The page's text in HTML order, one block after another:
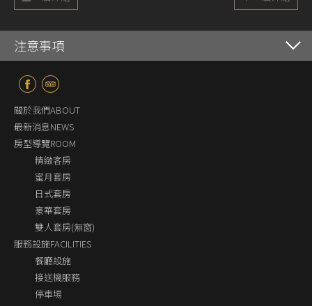
注意事項
關於我們ABOUT
最新消息NEWS
房型導覽ROOM
精緻客房
蜜月套房
日式套房
豪華套房
雙人套房(無窗)
服務設施FACILITIES
餐廳設施
接送機服務
停車場